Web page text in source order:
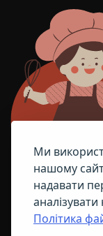
Ми
нашому
надавати
Політика